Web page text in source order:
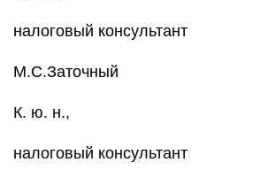
налоговый консультант
М.С.Заточный
К. ю. н.,
налоговый консультант